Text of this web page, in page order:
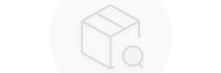
SOLUNUM CİHAZLARI
TANSİYON ALETLERİ
TEKERLEKLİ SANDALYE
VARİS ÇORAPLARI